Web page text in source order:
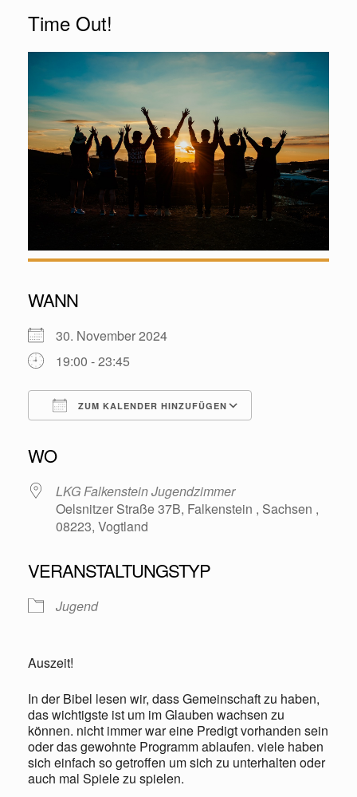
Time Out!
WANN
30. November 2024
19:00 - 23:45
ZUM KALENDER HINZUFÜGEN
WO
LKG Falkenstein Jugendzimmer
Oelsnitzer Straße 37B, Falkenstein , Sachsen ,
08223, Vogtland
VERANSTALTUNGSTYP
Jugend
Auszeit!
In der Bibel lesen wir, dass Gemeinschaft zu haben,
das wichtigste ist um im Glauben wachsen zu
können. nicht immer war eine Predigt vorhanden sein
oder das gewohnte Programm ablaufen. viele haben
sich einfach so getroffen um sich zu unterhalten oder
auch mal Spiele zu spielen.